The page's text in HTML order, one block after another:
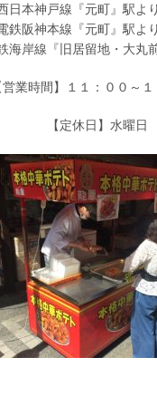
日本神戸線『元町』駅よ
鉄阪神本線『元町』駅よ
海岸線『旧居留地・大丸
営業時間】１１：００～
【定休日】水曜日